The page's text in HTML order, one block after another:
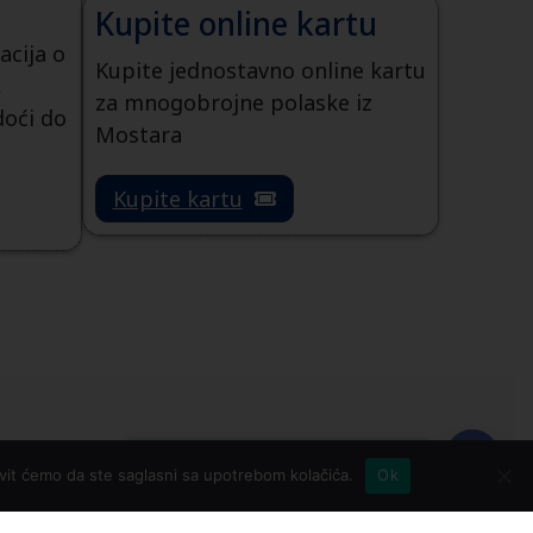
o
do
Kupite online kartu
Kupite jednostavno online kartu
za mnogobrojne polaske iz
Mostara
Kupite kartu
ćemo da ste saglasni sa upotrebom kolačića. Ok
Rezerviši kartu za Njemačku!
chaty